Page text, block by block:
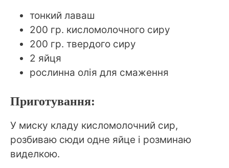
тонкий лаваш
200 гр. кисломолочного сиру
200 гр. твердого сиру
2 яйця
рослинна олія для смаження
Приготування:
У миску кладу кисломолочний сир,
розбиваю сюди одне яйце і розминаю
виделкою.